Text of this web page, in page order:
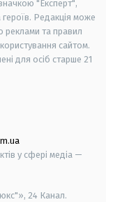
"Експерт",
Редакція може
реклами та правил
сайтом.
для осіб старше 21
у сфері медіа —
24 Канал.